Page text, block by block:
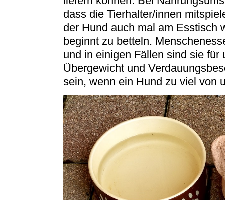
dass die Tierhalter/innen
der Hund auch mal am Esstisch
beginnt zu betteln.
und in einigen Fällen sind sie
Übergewicht und
sein, wenn ein Hund zu viel von